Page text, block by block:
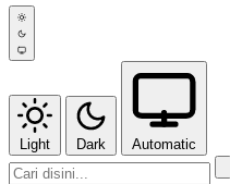
Light Dark Automatic